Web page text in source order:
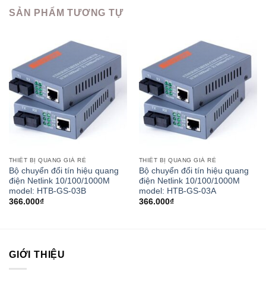
SẢN PHẨM TƯƠNG TỰ
THIẾT BỊ QUANG GIÁ RẺ
Bộ chuyển đổi tín hiệu quang
điện Netlink 10/100/1000M
model: HTB-GS-03B
366.000₫
THIẾT BỊ QUANG GIÁ RẺ
Bộ chuyển đổi tín hiệu quang
điện Netlink 10/100/1000M
model: HTB-GS-03A
366.000₫
GIỚI THIỆU